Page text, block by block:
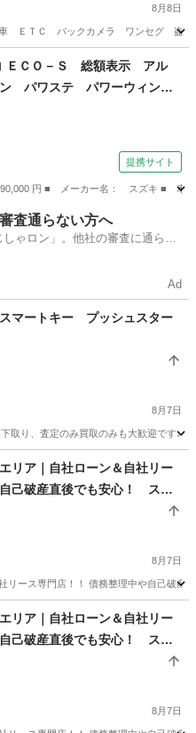
8月8日
ＥＴＣ バックカメラ ワンセグ 盗難
ン 走行距離
ＥＣＯ－Ｓ 総額表示 アル
パワステ パワーウィン
イミングチェーン Ｉ－Ｓ
提携サイト
円 ■ メーカー名： スズキ ■
査通らない方へ
ゃロン」。他社の審査に通らな
Ad
マートキー プッシュスター
8月7日
取り、査定のみ買取のみも大歓迎です
アルトラパン
リア｜自社ローン＆自社リー
己破産直後でも安心！ スズ
式
8月7日
リース専門店！！ 債務整理中や自己破
リア｜自社ローン＆自社リー
己破産直後でも安心！ スズ
タムTS H26年式
8月7日